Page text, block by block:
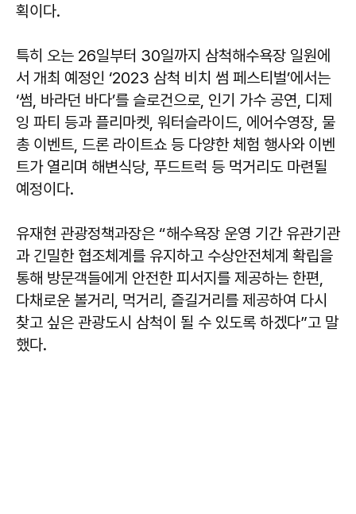
획이다.
특히 오는 26일부터 30일까지 삼척해수욕장 일원에
서 개최 예정인 ‘2023 삼척 비치 썸 페스티벌’에서는
‘썸, 바라던 바다’를 슬로건으로, 인기 가수 공연, 디제
잉 파티 등과 플리마켓, 워터슬라이드, 에어수영장, 물
총 이벤트, 드론 라이트쇼 등 다양한 체험 행사와 이벤
트가 열리며 해변식당, 푸드트럭 등 먹거리도 마련될
예정이다.
유재현 관광정책과장은 “해수욕장 운영 기간 유관기관
과 긴밀한 협조체계를 유지하고 수상안전체계 확립을
통해 방문객들에게 안전한 피서지를 제공하는 한편,
다채로운 볼거리, 먹거리, 즐길거리를 제공하여 다시
찾고 싶은 관광도시 삼척이 될 수 있도록 하겠다”고 말
했다.